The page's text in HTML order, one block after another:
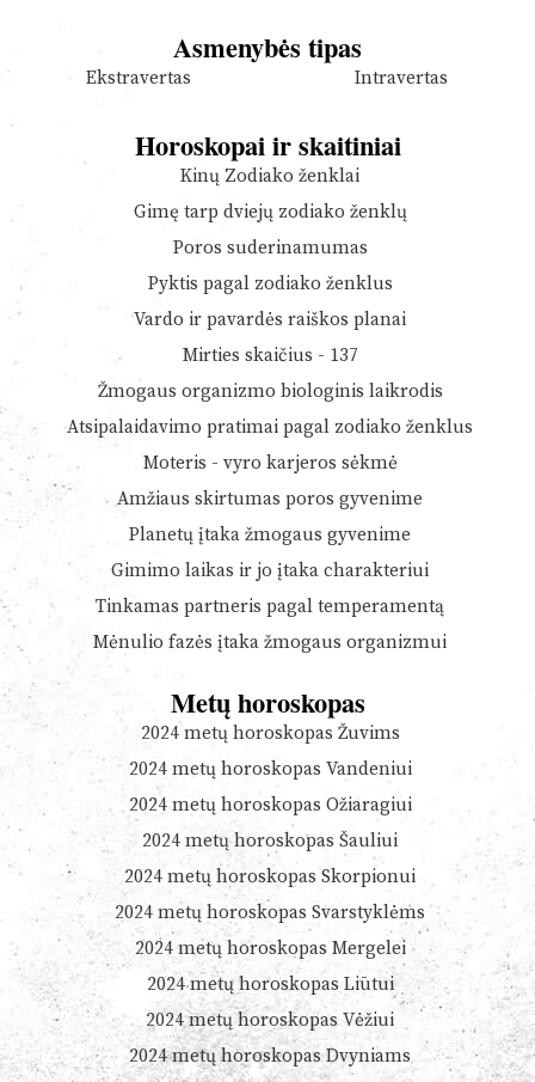
Asmenybės tipas
Ekstravertas Intravertas
Horoskopai ir skaitiniai
Kinų Zodiako ženklai
Gimę tarp dviejų zodiako ženklų
Poros suderinamumas
Pyktis pagal zodiako ženklus
Vardo ir pavardės raiškos planai
Mirties skaičius - 137
Žmogaus organizmo biologinis laikrodis
Atsipalaidavimo pratimai pagal zodiako ženklus
Moteris - vyro karjeros sėkmė
Amžiaus skirtumas poros gyvenime
Planetų įtaka žmogaus gyvenime
Gimimo laikas ir jo įtaka charakteriui
Tinkamas partneris pagal temperamentą
Mėnulio fazės įtaka žmogaus organizmui
Metų horoskopas
2024 metų horoskopas Žuvims
2024 metų horoskopas Vandeniui
2024 metų horoskopas Ožiaragiui
2024 metų horoskopas Šauliui
2024 metų horoskopas Skorpionui
2024 metų horoskopas Svarstyklėms
2024 metų horoskopas Mergelei
2024 metų horoskopas Liūtui
2024 metų horoskopas Vėžiui
2024 metų horoskopas Dvyniams